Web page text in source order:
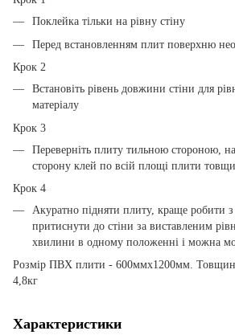
Поклейка тільки на рівну стіну
Перед встановленням плит поверхню
Крок 2
Встановіть рівень довжини стіни для
матеріалу
Крок 3
Переверніть плиту тильною стороною,
сторону клей по всій площі плити
Крок 4
Акуратно підняти плиту, краще робити
притиснути до стіни за виставленим
хвилини в одному положенні і можна
Розмір ПВХ плити - 600ммх1200мм.
4,8кг
Характеристики